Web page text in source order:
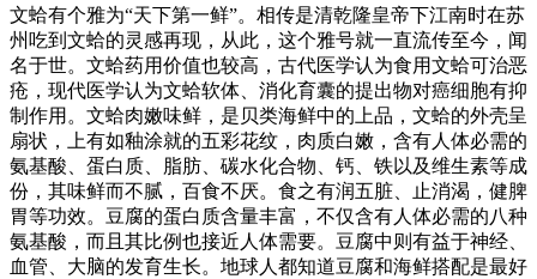
文蛤有个雅为“天下第一鲜”。相传是清乾隆皇帝下江南时在苏
州吃到文蛤的灵感再现，从此，这个雅号就一直流传至今，闻
名于世。文蛤药用价值也较高，古代医学认为食用文蛤可治恶
疮，现代医学认为文蛤软体、消化育囊的提出物对癌细胞有抑
制作用。文蛤肉嫩味鲜，是贝类海鲜中的上品，文蛤的外壳呈
扇状，上有如釉涂就的五彩花纹，肉质白嫩，含有人体必需的
氨基酸、蛋白质、脂肪、碳水化合物、钙、铁以及维生素等成
份，其味鲜而不腻，百食不厌。食之有润五脏、止消渴，健脾
胃等功效。豆腐的蛋白质含量丰富，不仅含有人体必需的八种
氨基酸，而且其比例也接近人体需要。豆腐中则有益于神经、
血管、大脑的发育生长。地球人都知道豆腐和海鲜搭配是最好